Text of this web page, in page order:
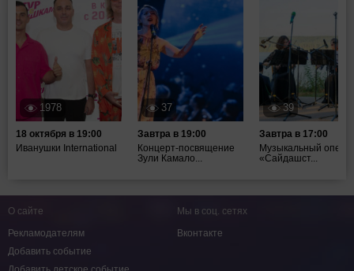
1978
18 октября в 19:00
Иванушки International
37
Завтра в 19:00
Концерт-посвящение
Зули Камало...
39
Завтра в 17:00
Музыкальный опен-
«Сайдашст...
О сайте
Рекламодателям
Добавить событие
Мы в соц. сетях
Вконтакте